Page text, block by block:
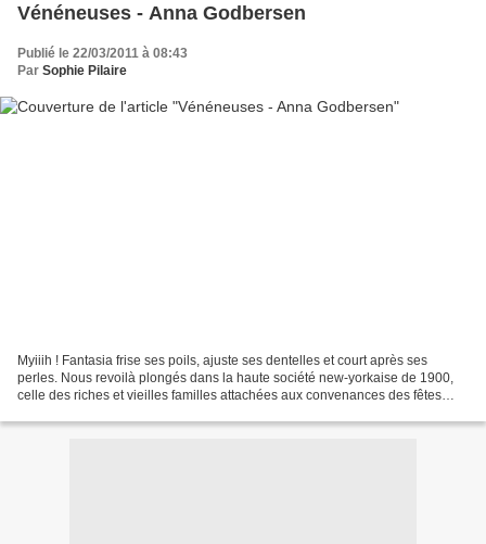
Vénéneuses - Anna Godbersen
Publié le 22/03/2011 à 08:43
Par Sophie Pilaire
Myiiih ! Fantasia frise ses poils, ajuste ses dentelles et court après ses
perles. Nous revoilà plongés dans la haute société new-yorkaise de 1900,
celle des riches et vieilles familles attachées aux convenances des fêtes